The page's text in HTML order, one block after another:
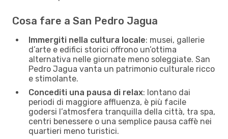
Cosa fare a San Pedro Jagua
Immergiti nella cultura locale: musei, gallerie
d’arte e edifici storici offrono un’ottima
alternativa nelle giornate meno soleggiate. San
Pedro Jagua vanta un patrimonio culturale ricco
e stimolante.
Concediti una pausa di relax: lontano dai
periodi di maggiore affluenza, è più facile
godersi l’atmosfera tranquilla della città, tra spa,
centri benessere o una semplice pausa caffè nei
quartieri meno turistici.